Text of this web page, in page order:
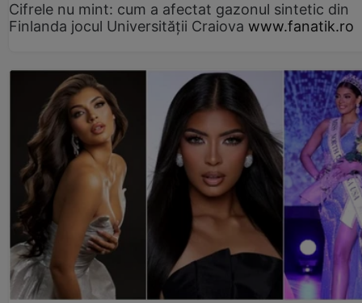
Cifrele nu mint: cum a afectat gazonul sintetic din
Finlanda jocul Universității Craiova www.fanatik.ro